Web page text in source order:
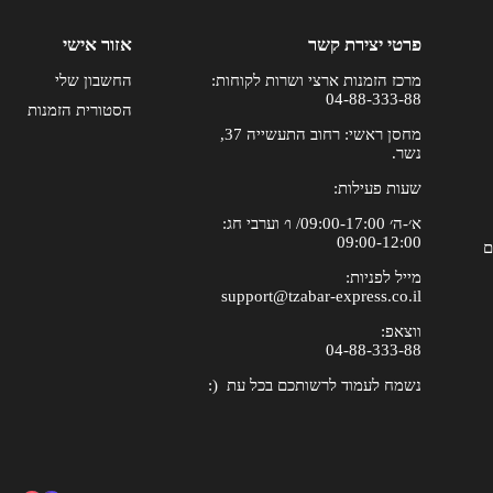
פרטי יצירת קשר
מרכז הזמנות ארצי ושרות לקוחות:
04-88-333-88
מחסן ראשי: רחוב התעשייה 37,
נשר.
שעות פעילות:
א׳-ה׳ 09:00-17:00/ ו׳ וערבי חג:
09:00-12:00
מייל לפניות:
support@tzabar-express.co.il
ווצאפ:
04-88-333-88
נשמח לעמוד לרשותכם בכל עת (:
אזור אישי
החשבון שלי
הסטורית הזמנות